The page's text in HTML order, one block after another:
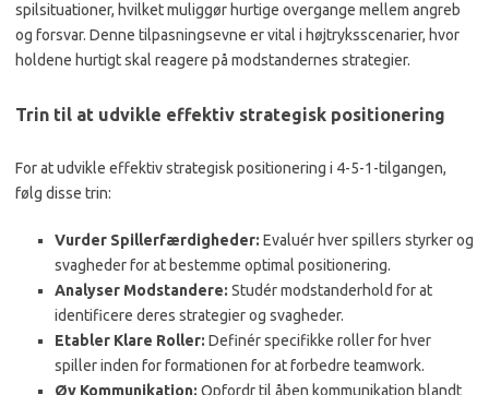
spilsituationer, hvilket muliggør hurtige overgange mellem angreb
og forsvar. Denne tilpasningsevne er vital i højtryksscenarier, hvor
holdene hurtigt skal reagere på modstandernes strategier.
Trin til at udvikle effektiv strategisk positionering
For at udvikle effektiv strategisk positionering i 4-5-1-tilgangen,
følg disse trin:
Vurder Spillerfærdigheder: Evaluér hver spillers styrker og
svagheder for at bestemme optimal positionering.
Analyser Modstandere: Studér modstanderhold for at
identificere deres strategier og svagheder.
Etabler Klare Roller: Definér specifikke roller for hver
spiller inden for formationen for at forbedre teamwork.
Øv Kommunikation: Opfordr til åben kommunikation blandt